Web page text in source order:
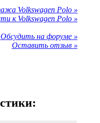
Volkswagen Polo »
к Volkswagen Polo »
Обсудить на форуме »
Оставить отзыв »